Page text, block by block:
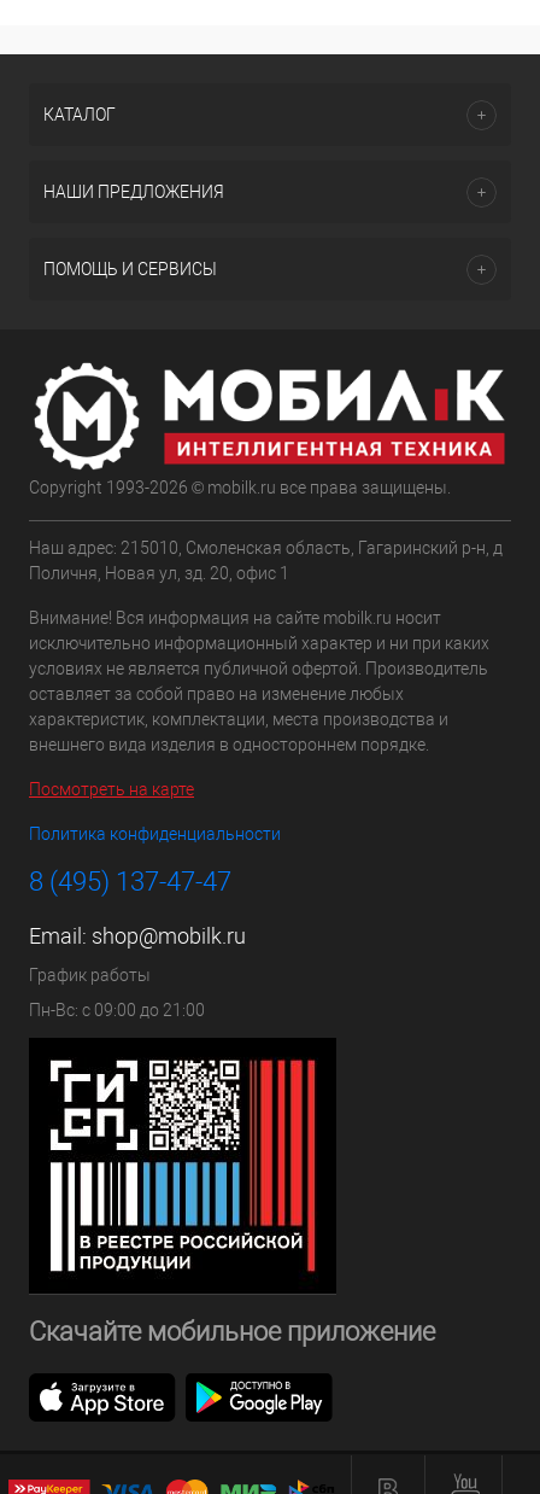
КАТАЛОГ
НАШИ ПРЕДЛОЖЕНИЯ
ПОМОЩЬ И СЕРВИСЫ
Copyright 1993-2026 © mobilk.ru все права защищены.
Наш адрес: 215010, Смоленская область, Гагаринский р-н, д
Поличня, Новая ул, зд. 20, офис 1
Внимание! Вся информация на сайте mobilk.ru носит
исключительно информационный характер и ни при каких
условиях не является публичной офертой. Производитель
оставляет за собой право на изменение любых
характеристик, комплектации, места производства и
внешнего вида изделия в одностороннем порядке.
Посмотреть на карте
Политика конфиденциальности
8 (495) 137-47-47
Email: shop@mobilk.ru
График работы
Пн-Вс: с 09:00 до 21:00
Скачайте мобильное приложение